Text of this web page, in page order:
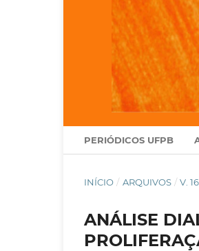
PERIÓDICOS UFPB
INÍCIO / ARQUIVOS / V.
ANÁLISE